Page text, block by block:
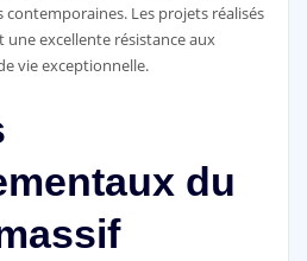
Les projets réalisés
excellente résistance aux
vie exceptionnelle.
du